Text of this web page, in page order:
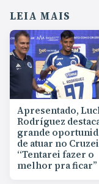
LEIA MAIS
Apresentado,
Rodríguez
grande
de atuar no
“Tentarei fazer o
melhor pra ficar”